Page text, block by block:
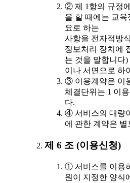
② 제 1항의 규정
을 할 때에는 교
요로 하는
사항을 전자적방
정보처리 장치에
는 것을 말합니다)
이나 서면으로 하
③ 이용계약은 이
체결단위는 1 이
다.
④ 서비스의 대량
에 관한 계약은
제 6 조 (이용신청)
① 서비스를 이용
원이 지정한 양식